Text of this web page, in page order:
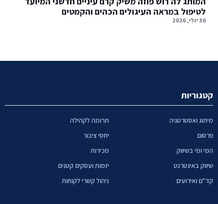
לטיפול במראה העיגולים הכהים והקמטים
30 יולי, 2026
קטגוריות
מיתוג ואסטרטגיה
פרסום
המי ומי בשיווק
שיווק באינטרנט
קד"ם ואירועים
תרומה לקהילה
יחסי ציבור
מכירות
יזמות ועסקים קטנים
ניהול קשרי לקוחות